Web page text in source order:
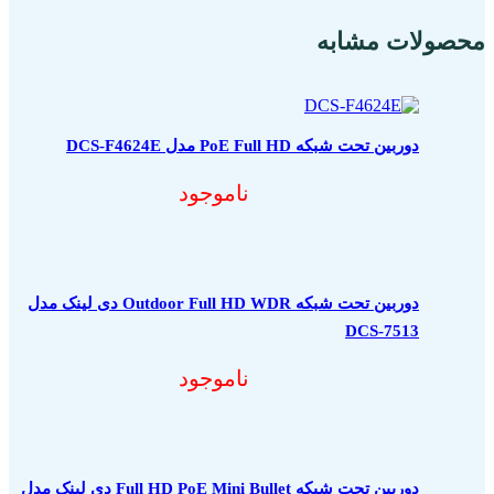
محصولات مشابه
دوربین تحت شبکه PoE Full HD مدل DCS-F4624E
ناموجود
دوربین تحت شبکه Outdoor Full HD WDR دی لینک مدل
DCS-7513
ناموجود
دوربین تحت شبکه Full HD PoE Mini Bullet دی لینک مدل